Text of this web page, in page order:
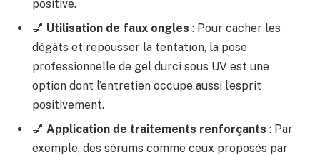
positive.
💅 Utilisation de faux ongles : Pour cacher les
dégâts et repousser la tentation, la pose
professionnelle de gel durci sous UV est une
option dont l’entretien occupe aussi l’esprit
positivement.
💅 Application de traitements renforçants : Par
exemple, des sérums comme ceux proposés par